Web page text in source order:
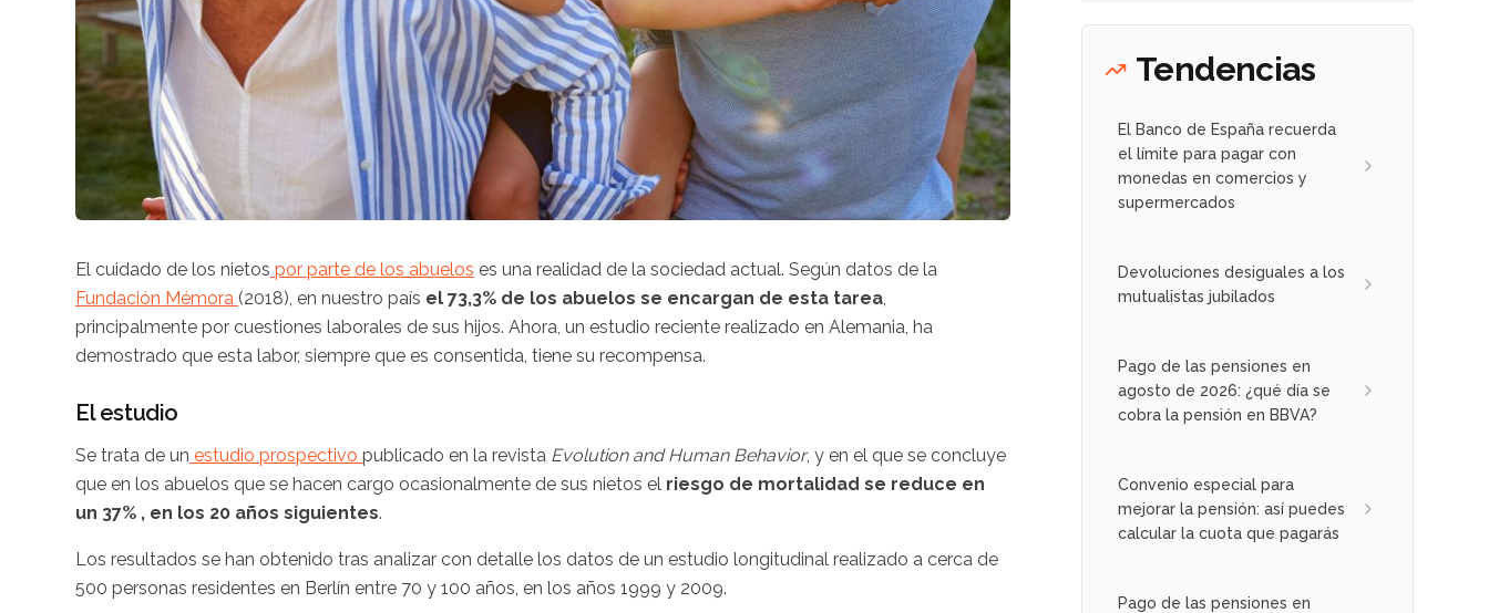
El cuidado de los nietos por parte de los abuelos es una realidad de la sociedad actual. Según datos de la
Fundación Mémora (2018), en nuestro país el 73,3% de los abuelos se encargan de esta tarea
principalmente por cuestiones laborales de sus hijos. Ahora, un estudio reciente realizado en Alemania, ha
demostrado que esta labor, siempre que es consentida, tiene su recompensa.
El estudio
Se trata de un estudio prospectivo publicado en la revista Evolution and Human Behavior, y en el que se concluye
que en los abuelos que se hacen cargo ocasionalmente de sus nietos el riesgo de mortalidad se reduce en
un 37% , en los 20 años siguientes.
Los resultados se han obtenido tras analizar con detalle los datos de un estudio longitudinal realizado a cerca de
500 personas residentes en Berlín entre 70 y 100 años, en los años 1999 y 2009.
Tendencias
El Banco de España recuerda
el límite para pagar con
monedas en comercios y
supermercados
Devoluciones desiguales a los
mutualistas jubilados
Pago de las pensiones en
agosto de 2026: ¿qué día se
cobra la pensión en BBVA?
Convenio especial para
mejorar la pensión: así puedes
calcular la cuota que pagarás
Pago de las pensiones en